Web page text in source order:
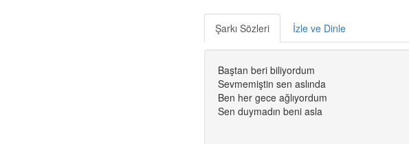
Şarkı Sözleri İzle ve Dinle
Baştan beri biliyordum
Sevmemiştin sen aslında
Ben her gece ağlıyordum
Sen duymadın beni asla